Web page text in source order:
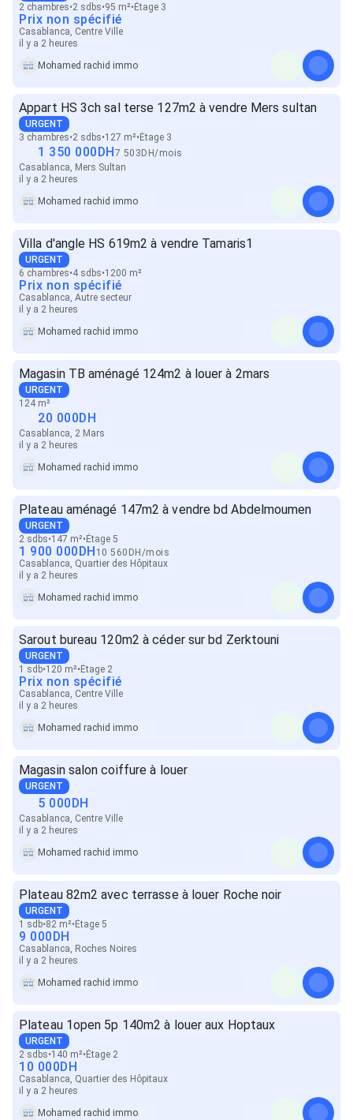
2 chambres 2 sdbs 95 m² Étage 3
Prix non spécifié
Casablanca, Centre Ville
il y a 2 heures
Mohamed rachid immo
Appart HS 3ch sal terse 127m2 à vendre Mers sultan
URGENT
3 chambres 2 sdbs 127 m² Étage 3
1 350 000DH7 503 DH/mois
Casablanca, Mers Sultan
il y a 2 heures
Mohamed rachid immo
Villa d'angle HS 619m2 à vendre Tamaris1
URGENT
6 chambres 4 sdbs 1200 m²
Prix non spécifié
Casablanca, Autre secteur
il y a 2 heures
Mohamed rachid immo
Magasin TB aménagé 124m2 à louer à 2mars
URGENT
124 m²
20 000DH
Casablanca, 2 Mars
il y a 2 heures
Mohamed rachid immo
Plateau aménagé 147m2 à vendre bd Abdelmoumen
URGENT
2 sdbs 147 m² Étage 5
1 900 000DH 10 560 DH /mois
Casablanca, Quartier des Hôpitaux
il y a 2 heures
Mohamed rachid immo
Sarout bureau 120m2 à céder sur bd Zerktouni
URGENT
1 sdb 120 m² Étage 2
Prix non spécifié
Casablanca, Centre Ville
il y a 2 heures
Mohamed rachid immo
Magasin salon coiffure à louer
URGENT
5 000DH
Casablanca, Centre Ville
il y a 2 heures
Mohamed rachid immo
Plateau 82m2 avec terrasse à louer Roche noir
URGENT
1 sdb 82 m² Étage 5
9 000DH
Casablanca, Roches Noires
il y a 2 heures
Mohamed rachid immo
Plateau 1open 5p 140m2 à louer aux Hoptaux
URGENT
2 sdbs 140 m² Étage 2
10 000DH
Casablanca, Quartier des Hôpitaux
il y a 2 heures
Mohamed rachid immo